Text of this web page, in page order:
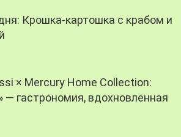
Крошка-картошка с крабом и
× Mercury Home Collection:
— гастрономия, вдохновленная